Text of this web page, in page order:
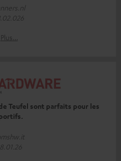
Plus…
Teufel sont parfaits pour les